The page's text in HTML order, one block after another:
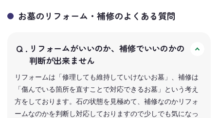
お墓のリフォーム・補修のよくある質問
リフォームがいいのか、補修でいいのかの
判断が出来ません
リフォームは「修理しても維持していけないお墓」、補修は
「傷んでいる箇所を直すことで対応できるお墓」という考え
方をしております。石の状態を見極めて、補修なのかリフォ
ームなのかを判断し対応しておりますので少しでも気になっ